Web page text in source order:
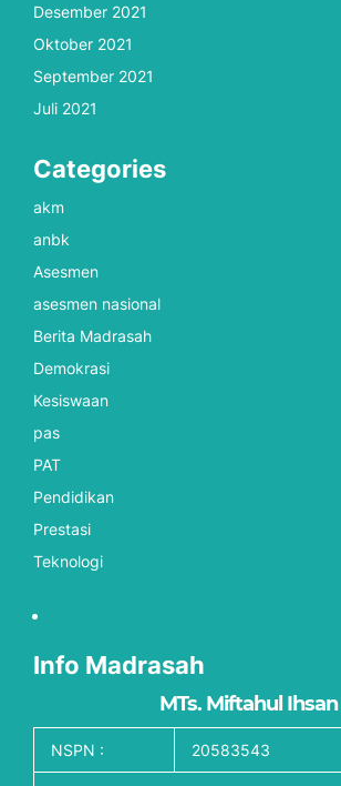
Desember 2021
Oktober 2021
September 2021
Juli 2021
Categories
akm
anbk
Asesmen
asesmen nasional
Berita Madrasah
Demokrasi
Kesiswaan
pas
PAT
Pendidikan
Prestasi
Teknologi
Info Madrasah
MTs. Miftahul Ihsan
NSPN : 20583543